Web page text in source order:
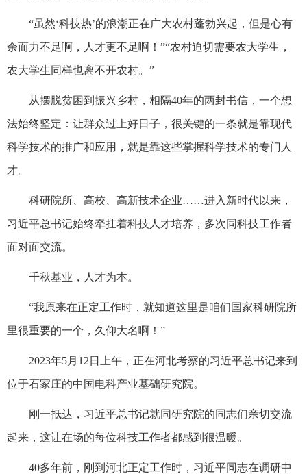
“虽然‘科技热’的浪潮正在广大农村蓬勃兴起，但是心有
余而力不足啊，人才更不足啊！”“农村迫切需要农大学生，
农大学生同样也离不开农村。”
从摆脱贫困到振兴乡村，相隔40年的两封书信，一个想
法始终坚定：让群众过上好日子，很关键的一条就是靠现代
科学技术的推广和应用，就是靠这些掌握科学技术的专门人
才。
科研院所、高校、高新技术企业……进入新时代以来，
习近平总书记始终牵挂着科技人才培养，多次同科技工作者
面对面交流。
千秋基业，人才为本。
“我原来在正定工作时，就知道这里是咱们国家科研院所
里很重要的一个，久仰大名啊！”
2023年5月12日上午，正在河北考察的习近平总书记来到
位于石家庄的中国电科产业基础研究院。
刚一抵达，习近平总书记就同研究院的同志们亲切交流
起来，这让在场的每位科技工作者都感到很温暖。
40多年前，刚到河北正定工作时，习近平同志在调研中